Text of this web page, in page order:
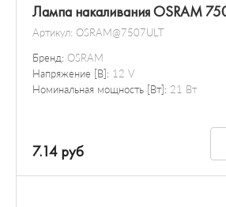
Лампа накаливания OSRAM
Артикул: OSRAM@7507ULT
Бренд: OSRAM
Напряжение [В]: 12 V
Номинальная мощность [Вт]: 21 Вт
7.14 руб